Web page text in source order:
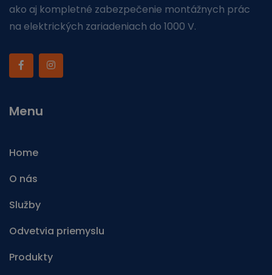
ako aj kompletné zabezpečenie montážnych prác
na elektrických zariadeniach do 1000 V.
Menu
Home
O nás
Služby
Odvetvia priemyslu
Produkty